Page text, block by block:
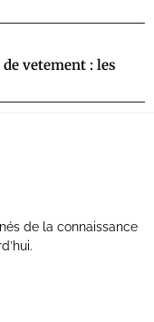
vetement : les
de la connaissance